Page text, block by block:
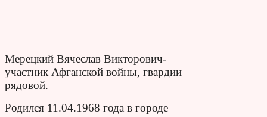
Мерецкий Вячеслав Викторович-
участник Афганской войны, гвардии
рядовой.
Родился 11.04.1968 года в городе